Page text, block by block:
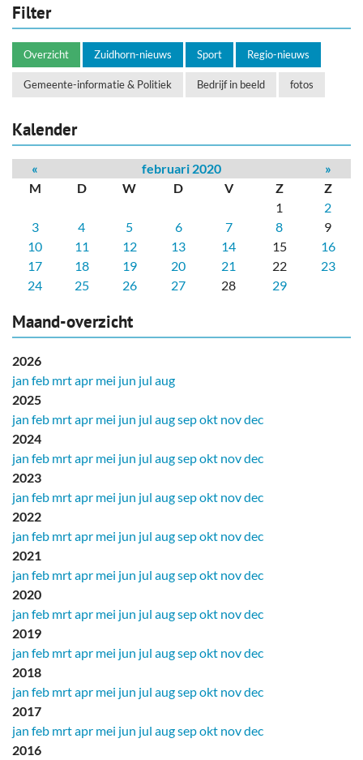
Filter
Overzicht Zuidhorn-nieuws Sport Regio-nieuws
Gemeente-informatie & Politiek Bedrijf in beeld fotos
Kalender
« februari 2020
»
M
D W D V Z
Z
1
2
3
4 5 6 7 8
9
10
11 12 13 14 15
16
17
18 19 20 21 22
23
24
25 26 27 28 29
Maand-overzicht
2026
jan feb mrtapr mei jun jul aug
2025
jan feb mrtapr mei jun jul augsepokt novdec
2024
jan feb mrtapr mei jun jul augsepokt novdec
2023
jan feb mrtapr mei jun jul augsepokt novdec
2022
jan feb mrtapr mei jun jul augsepokt novdec
2021
jan feb mrtapr mei jun jul augsepokt novdec
2020
jan feb mrtapr mei jun jul augsepokt novdec
2019
jan feb mrtapr mei jun jul augsepokt novdec
2018
jan feb mrtapr mei jun jul augsepokt novdec
2017
jan feb mrtapr mei jun jul augsepokt novdec
2016